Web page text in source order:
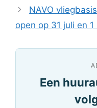
NAVO
open op 31 juli en
Een